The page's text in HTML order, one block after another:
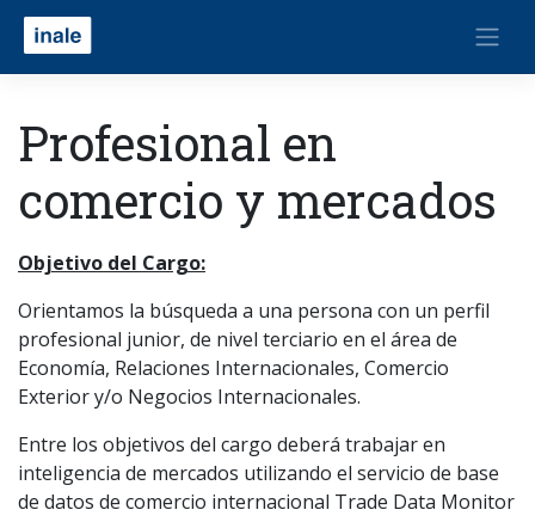
Profesional en
comercio y mercados
Objetivo del Cargo:
Orientamos la búsqueda a una persona con un perfil
profesional junior, de nivel terciario en el área de
Economía, Relaciones Internacionales, Comercio
Exterior y/o Negocios Internacionales.
Entre los objetivos del cargo deberá trabajar en
inteligencia de mercados utilizando el servicio de base
de datos de comercio internacional Trade Data Monitor